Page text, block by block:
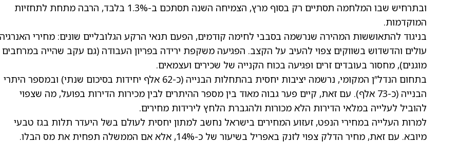
ובתרחיש שבו המלחמה תסתיים רק בסוף מרץ, הצמיחה השנה תסתכם ב-1.3% בלבד, הרבה מתחת לתחזיות
המוקדמות.
בניגוד להתאוששות המהירה שנרשמה בסבבי לחימה קודמים, הפעם תנאי הרקע הגלובליים שונים: מחירי האנרגיה
עולים והדשדוש בשווקים צפוי להעיב על הקצב. הפגיעה משקפת ירידה בפריון העבודה (גם עקב שהייה במרחבים
מוגנים), מחסור בעובדים זרים ופגיעה בכוח הקנייה של שכירים ועצמאים.
בתחום הנדל”ן המקומי, נרשמה יציבות יחסית בהתחלות הבנייה (כ-62 אלף יחידות בסיכום שנתי) ובמספר היתרי
הבנייה (כ-73 אלף). עם זאת, קיים פער גבוה מאוד בין מספר ההיתרים לבין מכירות הדירות בפועל, מה שצפוי
להוביל לעלייה במלאי הדירות הלא מכורות ולהגברת הלחץ לירידות מחירים.
למרות העלייה במחירי הנפט, זעזוע המחירים בישראל נחשב למתון יחסית לעולם בשל היעדר תלות בגז טבעי
מיובא. עם זאת, מחיר הדלק צפוי לזנק באפריל בשיעור של כ-14%, אלא אם הממשלה תפחית את מס הבלו.